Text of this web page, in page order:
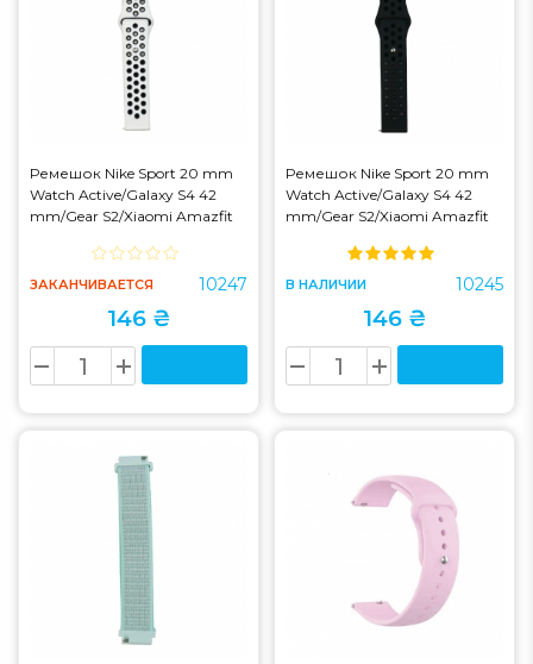
Ремешок Nike Sport 20 mm
Watch Active/Galaxy S4 42
mm/Gear S2/Xiaomi Amazfit
ЗАКАНЧИВАЕТСЯ 10247
146 ₴
Ремешок Nike Sport 20 mm
Watch Active/Galaxy S4 42
mm/Gear S2/Xiaomi Amazfit
В НАЛИЧИИ 10245
146 ₴